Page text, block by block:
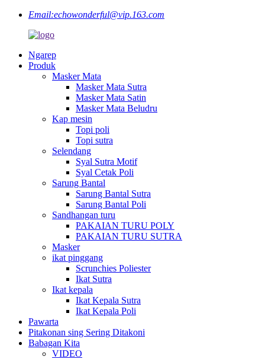
Email:echowonderful@vip.163.com
Ngarep
Produk
Masker Mata
Masker Mata Sutra
Masker Mata Satin
Masker Mata Beludru
Kap mesin
Topi poli
Topi sutra
Selendang
Syal Sutra Motif
Syal Cetak Poli
Sarung Bantal
Sarung Bantal Sutra
Sarung Bantal Poli
Sandhangan turu
PAKAIAN TURU POLY
PAKAIAN TURU SUTRA
Masker
ikat pinggang
Scrunchies Poliester
Ikat Sutra
Ikat kepala
Ikat Kepala Sutra
Ikat Kepala Poli
Pawarta
Pitakonan sing Sering Ditakoni
Babagan Kita
VIDEO